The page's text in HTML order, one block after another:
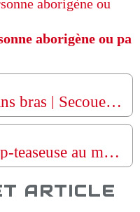
aborigène ou pa
Faire mon maquillage sans bras | Secouez ma beauté
Femme la plus petite strip-teaseuse au monde | NÉ DIFFÉRENT
ARTICLE